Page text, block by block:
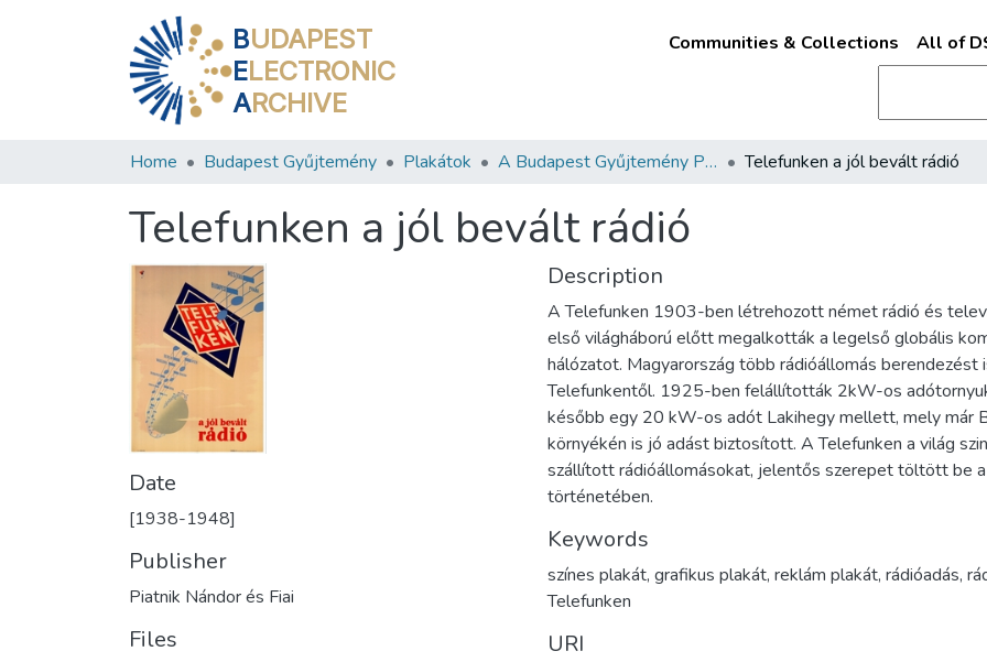
BUDAPEST
ELECTRONIC
ARCHIVE
Communities & Collections All of
Home Budapest Gyűjtemény Plakátok A Budapest Gyűjtemény Plakáttárának plakátjai Telefunken a jól bevált rádió
Telefunken a jól bevált rádió
Date
[1938-1948]
Publisher
Piatnik Nándor és Fiai
Files
Description
A Telefunken 1903-ben létrehozott német rádió és
első világháború előtt megalkották a legelső globális
hálózatot. Magyarország több rádióállomás berendezést
Telefunkentől. 1925-ben felállították 2kW-os
később egy 20 kW-os adót Lakihegy mellett, mely már
környékén is jó adást biztosított. A Telefunken a világ
szállított rádióállomásokat, jelentős szerepet töltött be a
történetében.
Keywords
színes plakát, grafikus plakát, reklám plakát, rádióadás,
Telefunken
URI